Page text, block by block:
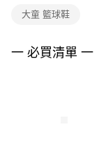
３．未成年的使用者請
４．使用「AFTEE先享
大童 籃球鞋
一 必買清單 一